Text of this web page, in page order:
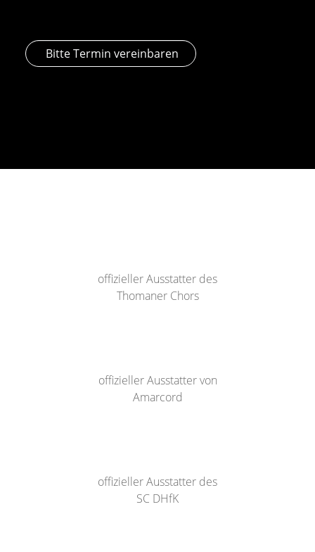
Bitte Termin vereinbaren
offizieller Ausstatter des
Thomaner Chors
offizieller Ausstatter von
Amarcord
offizieller Ausstatter des
SC DHfK